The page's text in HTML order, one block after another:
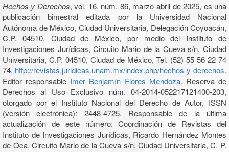
Hechos y Derechos, vol. 16, núm. 86, marzo-abril de 2025, es una
publicación bimestral editada por la Universidad Nacional
Autónoma de México, Ciudad Universitaria, Delegación Coyoacán,
C.P. 04510, Ciudad de México, por medio del Instituto de
Investigaciones Jurídicas, Circuito Mario de la Cueva s/n, Ciudad
Universitaria, C.P. 04510, Ciudad de México, Tel. (52) 55 56 22 74
74, http://revistas.juridicas.unam.mx/index.php/hechos-y-derechos.
Editor responsable Imer Benjamín Flores Mendoza. Reserva de
Derechos al Uso Exclusivo núm. 04-2014-052217121400-203,
otorgado por el Instituto Nacional del Derecho de Autor, ISSN
(versión electrónica): 2448-4725. Responsable de la última
actualización de este número: Coordinación de Revistas del
Instituto de Investigaciones Jurídicas, Ricardo Hernández Montes
de Oca, Circuito Mario de la Cueva s/n, Ciudad Universitaria, C. P.